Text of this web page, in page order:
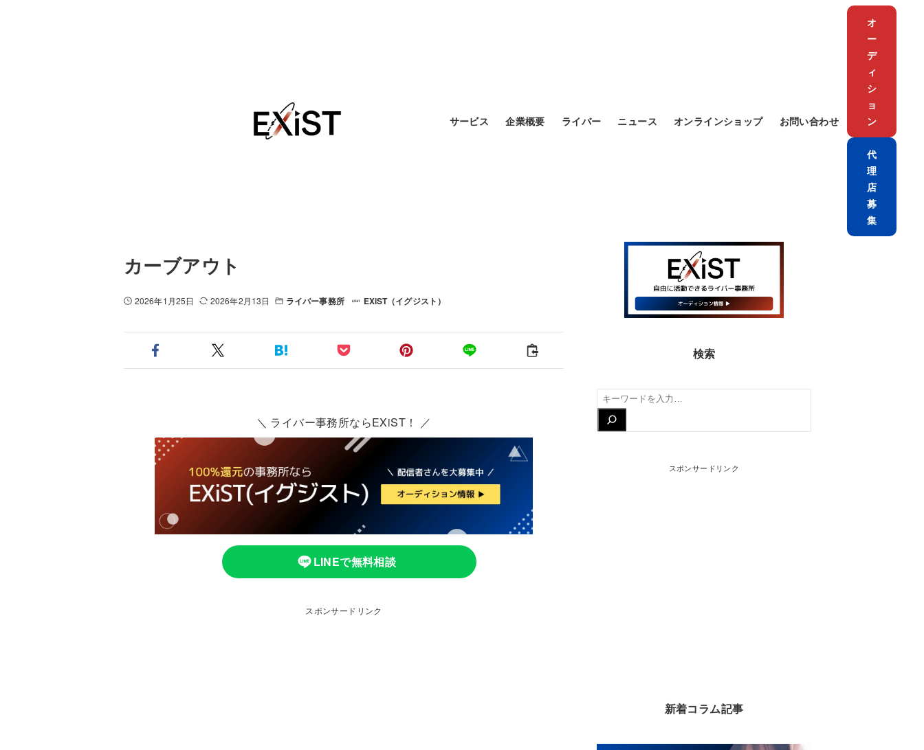
サービス 企業概要 ライバー ニュース オンラインショップ お問い合わせ
オ
ー
デ
ィ
シ
ョ
ン
代
理
店
募
集
カーブアウト
2026年1月25日 2026年2月13日 ライバー事務所 EXiST（イグジスト）
＼ ライバー事務所ならEXiST！ ／
LINEで無料相談
スポンサードリンク
検索
検
索
スポンサードリンク
新着コラム記事